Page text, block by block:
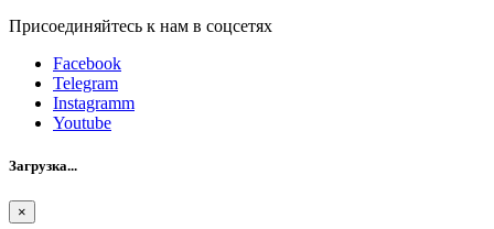
Присоединяйтесь к нам в соцсетях
Facebook
Telegram
Instagramm
Youtube
Загрузка...
×